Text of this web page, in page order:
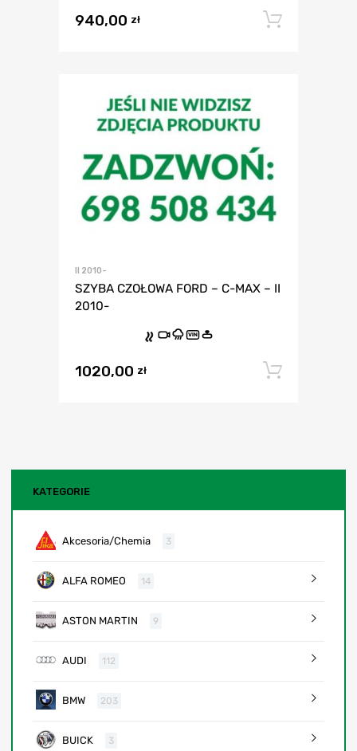
940,00 zł
II 2010-
SZYBA CZOŁOWA FORD – C-MAX – II
2010-
VIN
1020,00 zł
KATEGORIE
Akcesoria/Chemia 3
ALFA ROMEO 14
ASTON MARTIN 9
AUDI 112
BMW 203
BUICK 3